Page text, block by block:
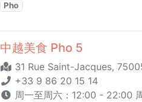
Pho
中越美食 Pho 5
31 Rue Saint-Jacques,
+33 9 86 20 15 14
周一至周六：12:00 - 22:00